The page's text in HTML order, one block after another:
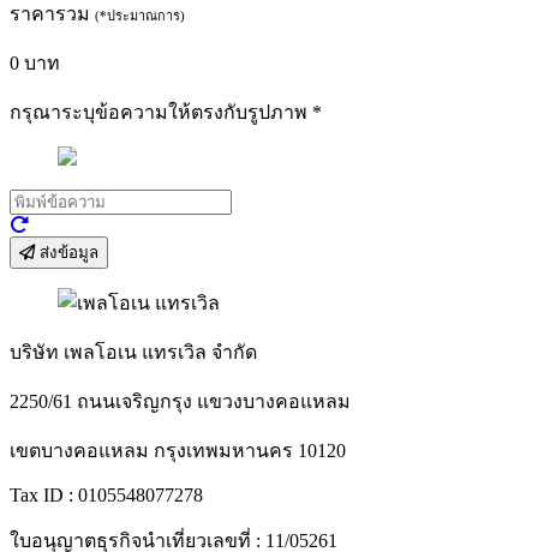
ราคารวม (*ประมาณการ)
0 บาท
กรุณาระบุข้อความให้ตรงกับรูปภาพ *
ส่งข้อมูล
บริษัท เพลโอเน แทรเวิล จำกัด
2250/61 ถนนเจริญกรุง แขวงบางคอแหลม
เขตบางคอแหลม กรุงเทพมหานคร 10120
Tax ID : 0105548077278
ใบอนุญาตธุรกิจนำเที่ยวเลขที่ : 11/05261